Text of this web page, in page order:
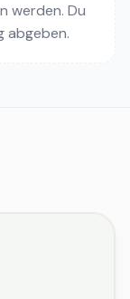
werden. Du
abgeben.